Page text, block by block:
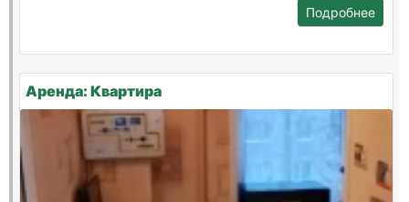
Подробнее
Аренда: Квартира